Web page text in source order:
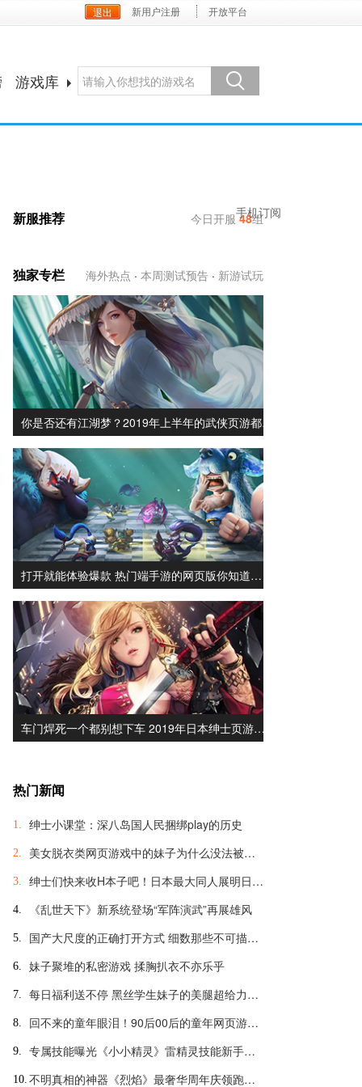
新用户注册 开放平台
游戏库
手机订阅
新服推荐 今日开服48组
独家专栏 海外热点 · 本周测试预告 · 新游试玩
你是否还有江湖梦？2019年上半年的武侠页游都…
打开就能体验爆款 热门端手游的网页版你知道…
车门焊死一个都别想下车 2019年日本绅士页游…
热门新闻
1. 绅士小课堂：深八岛国人民捆绑play的历史
2. 美女脱衣类网页游戏中的妹子为什么没法被脱光？
3. 绅士们快来收H本子吧！日本最大同人展明日开幕
4. 《乱世天下》新系统登场“军阵演武”再展雄风
5. 国产大尺度的正确打开方式 细数那些不可描述的羞羞页游
6. 妹子聚堆的私密游戏 揉胸扒衣不亦乐乎
7. 每日福利送不停 黑丝学生妹子的美腿超给力诱惑
8. 回不来的童年眼泪！90后00后的童年网页游戏大盘点
9. 专属技能曝光《小小精灵》雷精灵技能新手引导
10. 不明真相的神器《烈焰》最奢华周年庆领跑全球